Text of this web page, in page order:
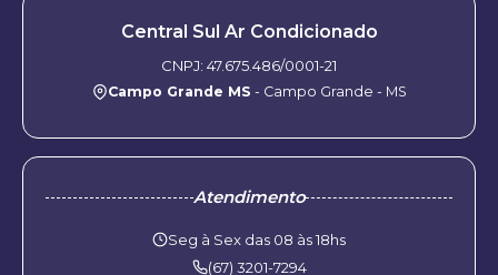
Central Sul Ar Condicionado
CNPJ: 47.675.486/0001-21
Campo Grande MS - Campo Grande - MS
Atendimento
Seg à Sex das 08 às 18hs
(67) 3201-7294